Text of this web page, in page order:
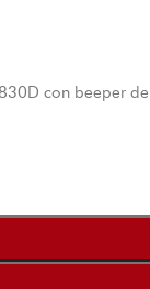
con beeper